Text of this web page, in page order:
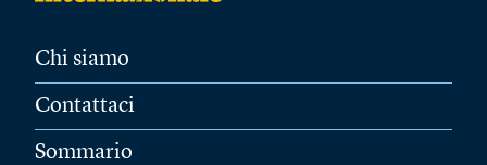
Chi siamo
Contattaci
Sommario